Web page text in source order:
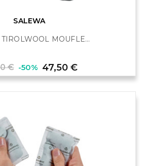
SALEWA
MOUFLE...
€ -50% Prix
47,50 €